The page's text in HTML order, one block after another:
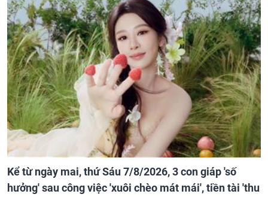
Kể từ ngày mai, thứ Sáu 7/8/2026, 3 con giáp 'số
hưởng' sau công việc 'xuôi chèo mát mái', tiền tài 'thu